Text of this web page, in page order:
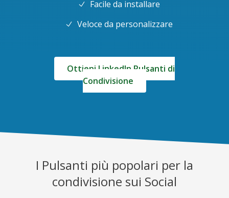
Facile da installare
Veloce da personalizzare
Ottieni LinkedIn Pulsanti di
Condivisione
I Pulsanti più popolari per la
condivisione sui Social